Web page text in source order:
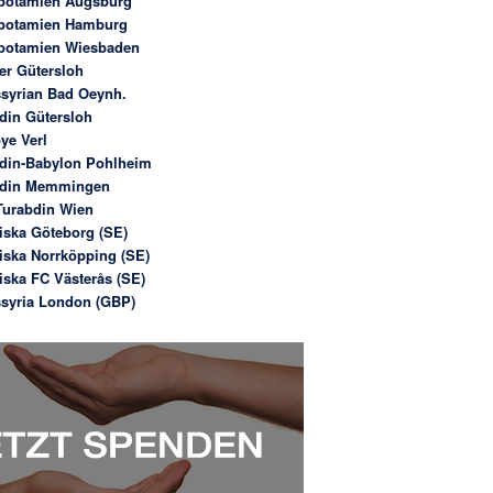
Hamburg
Wiesbaden
Gütersloh
Bad Oeynh.
Gütersloh
Verl
Babylon Pohlheim
Memmingen
Wien
Göteborg (SE)
Norrköpping (SE)
FC Västerås (SE)
London (GBP)